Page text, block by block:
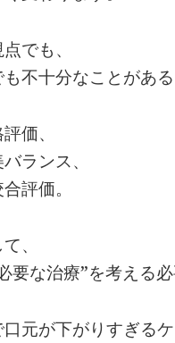
でも、
不十分なことがあ
価、
ランス、
評価。
、
要な治療”を考える
元が下がりすぎる